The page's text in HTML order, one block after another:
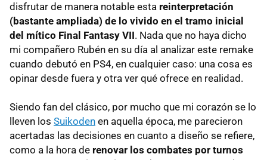
disfrutar de manera notable esta reinterpretación
(bastante ampliada) de lo vivido en el tramo inicial
del mítico Final Fantasy VII. Nada que no haya dicho
mi compañero Rubén en su día al analizar este remake
cuando debutó en PS4, en cualquier caso: una cosa es
opinar desde fuera y otra ver qué ofrece en realidad.
Siendo fan del clásico, por mucho que mi corazón se lo
lleven los Suikoden en aquella época, me parecieron
acertadas las decisiones en cuanto a diseño se refiere,
como a la hora de renovar los combates por turnos